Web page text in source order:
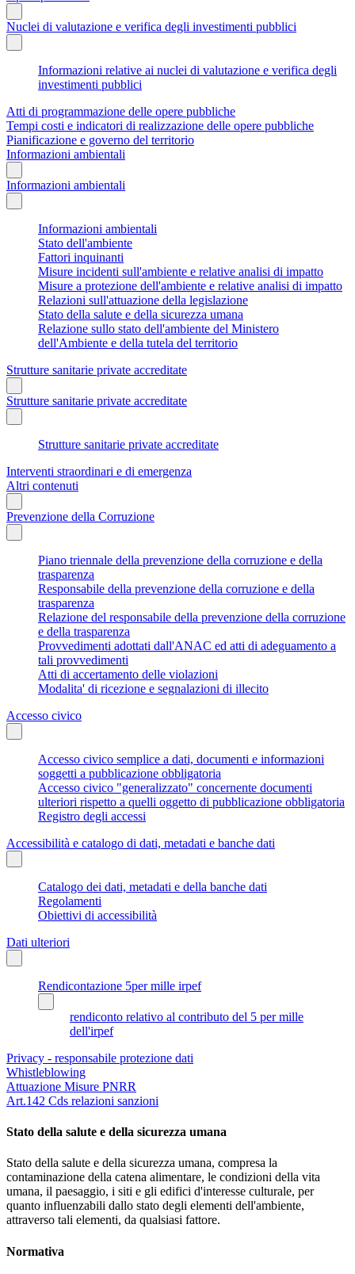
Nuclei di valutazione e verifica degli investimenti pubblici
Informazioni relative ai nuclei di valutazione e verifica degli
investimenti pubblici
Atti di programmazione delle opere pubbliche
Tempi costi e indicatori di realizzazione delle opere pubbliche
Pianificazione e governo del territorio
Informazioni ambientali
Informazioni ambientali
Informazioni ambientali
Stato dell'ambiente
Fattori inquinanti
Misure incidenti sull'ambiente e relative analisi di impatto
Misure a protezione dell'ambiente e relative analisi di impatto
Relazioni sull'attuazione della legislazione
Stato della salute e della sicurezza umana
Relazione sullo stato dell'ambiente del Ministero
dell'Ambiente e della tutela del territorio
Strutture sanitarie private accreditate
Strutture sanitarie private accreditate
Strutture sanitarie private accreditate
Interventi straordinari e di emergenza
Altri contenuti
Prevenzione della Corruzione
Piano triennale della prevenzione della corruzione e della
trasparenza
Responsabile della prevenzione della corruzione e della
trasparenza
Relazione del responsabile della prevenzione della corruzione
e della trasparenza
Provvedimenti adottati dall'ANAC ed atti di adeguamento a
tali provvedimenti
Atti di accertamento delle violazioni
Modalita' di ricezione e segnalazioni di illecito
Accesso civico
Accesso civico semplice a dati, documenti e informazioni
soggetti a pubblicazione obbligatoria
Accesso civico "generalizzato" concernente documenti
ulteriori rispetto a quelli oggetto di pubblicazione obbligatoria
Registro degli accessi
Accessibilità e catalogo di dati, metadati e banche dati
Catalogo dei dati, metadati e della banche dati
Regolamenti
Obiettivi di accessibilità
Dati ulteriori
Rendicontazione 5per mille irpef
rendiconto relativo al contributo del 5 per mille
dell'irpef
Privacy - responsabile protezione dati
Whistleblowing
Attuazione Misure PNRR
Art.142 Cds relazioni sanzioni
Stato della salute e della sicurezza umana
Stato della salute e della sicurezza umana, compresa la
contaminazione della catena alimentare, le condizioni della vita
umana, il paesaggio, i siti e gli edifici d'interesse culturale, per
quanto influenzabili dallo stato degli elementi dell'ambiente,
attraverso tali elementi, da qualsiasi fattore.
Normativa